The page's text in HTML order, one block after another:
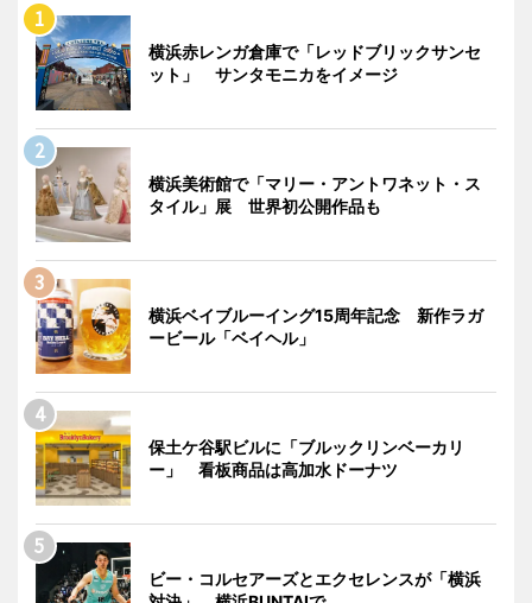
横浜赤レンガ倉庫で「レッドブリックサンセ
ット」 サンタモニカをイメージ
横浜美術館で「マリー・アントワネット・ス
タイル」展 世界初公開作品も
横浜ベイブルーイング15周年記念 新作ラガ
ービール「ベイヘル」
保土ケ谷駅ビルに「ブルックリンベーカリ
ー」 看板商品は高加水ドーナツ
ビー・コルセアーズとエクセレンスが「横浜